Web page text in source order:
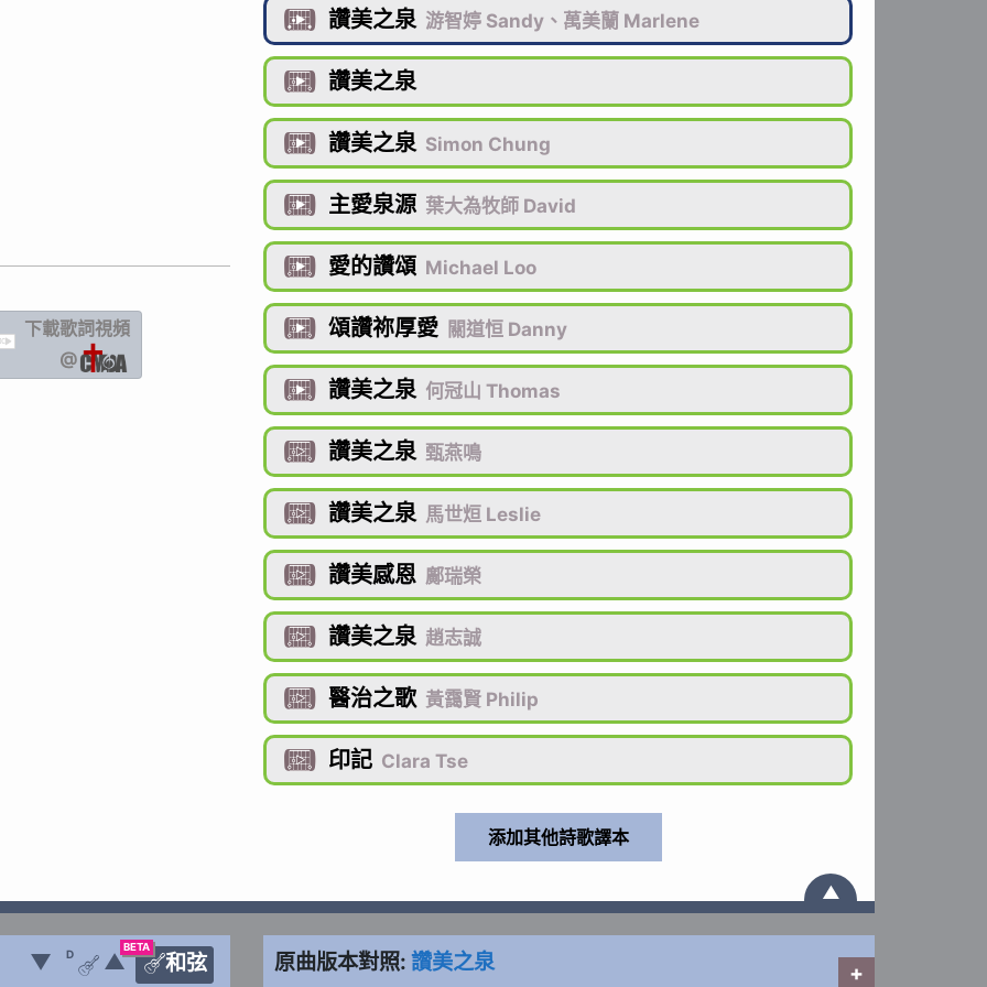
下載歌詞視頻
@
 讚美之泉 游智婷 Sandy、萬美蘭 Marlene
 讚美之泉
 讚美之泉 Simon Chung
 主愛泉源 葉大為牧師 David
 愛的讚頌 Michael Loo
 頌讚祢厚愛 關道恒 Danny
 讚美之泉 何冠山 Thomas
 讚美之泉 甄燕鳴
 讚美之泉 馬世烜 Leslie
 讚美感恩 鄺瑞榮
 讚美之泉 趙志誠
 醫治之歌 黃靄賢 Philip
 印記 Clara Tse
▲
BETA
和弦
▼ D
 ▲ 原曲版本對照: 讚美之泉 +